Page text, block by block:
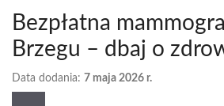
Bezpłatna
Brzegu – dbaj o
Data dodania: 7 maja 2026 r.